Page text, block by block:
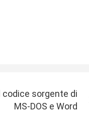
sorgente di
MS-DOS e Word